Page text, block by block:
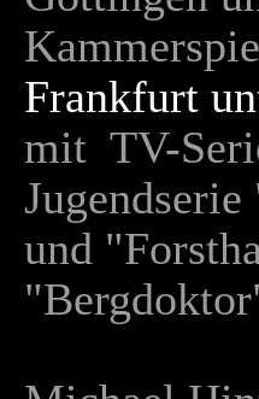
Frankfurt
mit TV-
und